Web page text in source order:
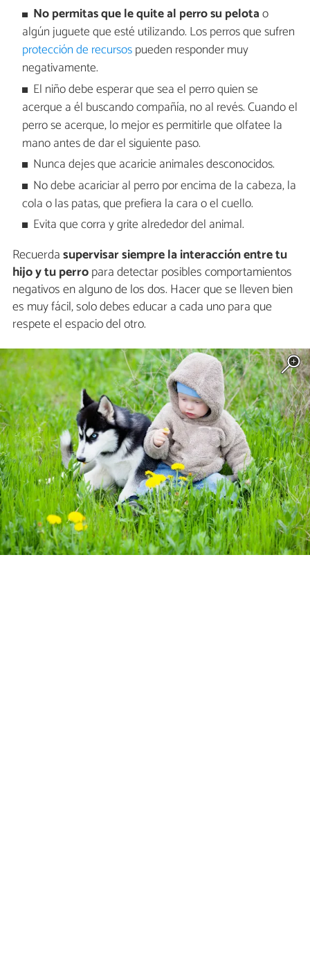
No permitas que le quite al perro su pelotao
algún juguete que esté utilizando. Los perros que sufren
protección de recursospueden responder muy
negativamente.
El niño debe esperar que sea el perro quien se
acerque a él buscando compañía, no al revés. Cuando el
perro se acerque, lo mejor es permitirle que olfatee la
mano antes de dar el siguiente paso.
Nunca dejes que acaricie animales desconocidos.
No debe acariciar al perro por encima de la cabeza, la
cola o las patas, que prefiera la cara o el cuello.
Evita que corra y grite alrededor del animal.
Recuerdasupervisarsiempre la interacción entre tu
hijo y tu perropara detectar posibles comportamientos
negativos en alguno de los dos. Hacer que se lleven bien
es muy fácil, solo debes educar a cada uno para que
respete el espacio del otro.